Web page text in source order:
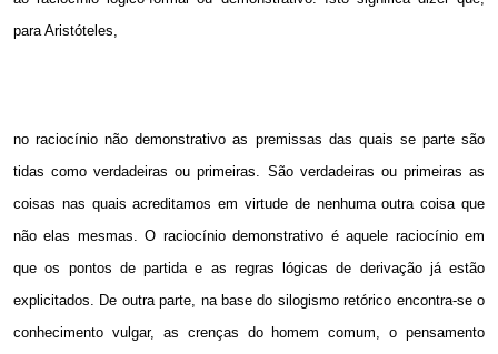
para Aristóteles,
no raciocínio não demonstrativo as premissas das quais se parte são
tidas como verdadeiras ou primeiras. São verdadeiras ou primeiras as
coisas nas quais acreditamos em virtude de nenhuma outra coisa que
não elas mesmas. O raciocínio demonstrativo é aquele raciocínio em
que os pontos de partida e as regras lógicas de derivação já estão
explicitados. De outra parte, na base do silogismo retórico encontra-se o
conhecimento vulgar, as crenças do homem comum, o pensamento